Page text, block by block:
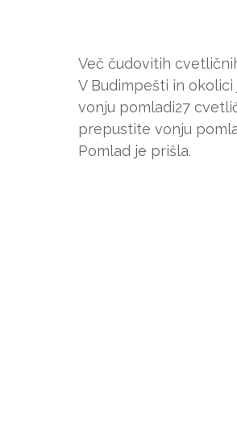
Več čudovitih
V Budimpešti in
vonju pomladi27
prepustite vonju
Pomlad je prišla.